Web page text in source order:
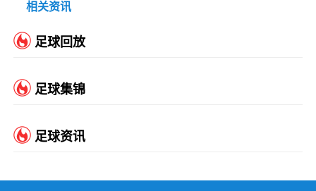
相关资讯
足球回放
足球集锦
足球资讯